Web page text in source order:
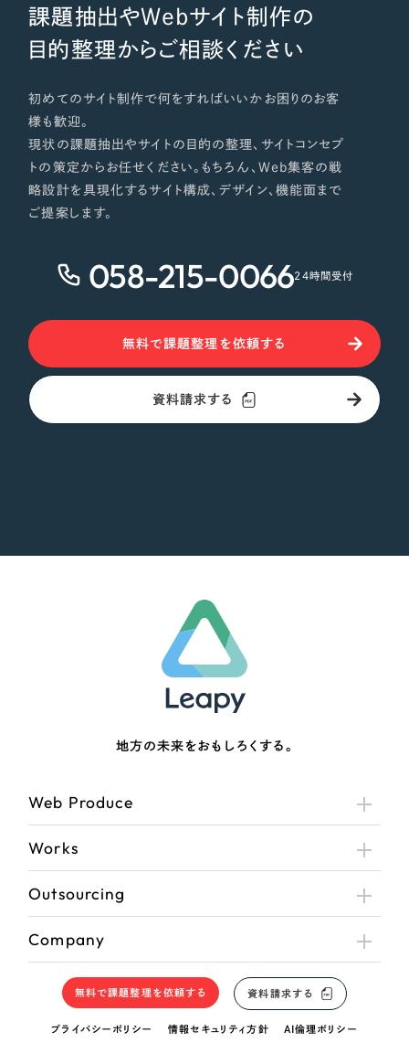
課題抽出やWebサイト制作の
目的整理からご相談ください
初めてのサイト制作で何をすればいいかお困りのお客
様も歓迎。
現状の課題抽出やサイトの目的の整理、サイトコンセプ
トの策定からお任せください。もちろん、Web集客の戦
略設計を具現化するサイト構成、デザイン、機能面まで
ご提案します。
058-215-006624時間受付
無料で課題整理を依頼する
資料請求する
地方の未来をおもしろくする。
Web Produce
Works
Outsourcing
Company
無料で課題整理を依頼する 資料請求する
プライバシーポリシー 情報セキュリティ方針 AI倫理ポリシー